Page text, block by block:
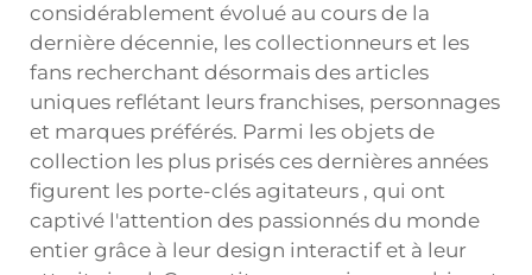
considérablement évolué au cours de la
dernière décennie, les collectionneurs et les
fans recherchant désormais des articles
uniques reflétant leurs franchises, personnages
et marques préférés. Parmi les objets de
collection les plus prisés ces dernières années
figurent les porte-clés agitateurs , qui ont
captivé l'attention des passionnés du monde
entier grâce à leur design interactif et à leur